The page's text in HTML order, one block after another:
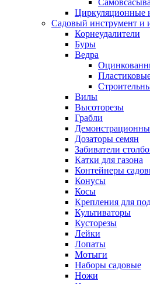
Циркуляционные
Садовый инструмент и
Корнеудалители
Буры
Ведра
Вилы
Высоторезы
Грабли
Дозаторы семян
Забиватели
Катки для газона
Контейнеры
Конусы
Косы
Крепления для
Культиваторы
Кусторезы
Лейки
Лопаты
Мотыги
Наборы садовые
Ножи